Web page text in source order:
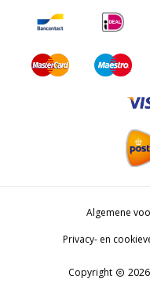
Algemene
Privacy- en
Copyright copyright